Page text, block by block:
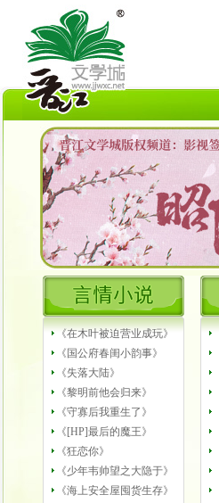
《在木叶被迫营业成玩》
《国公府春闺小韵事》
《失落大陆》
《黎明前他会归来》
《守寡后我重生了》
《[HP]最后的魔王》
《狂恋你》
《少年韦帅望之大隐于》
《海上安全屋囤货生存》